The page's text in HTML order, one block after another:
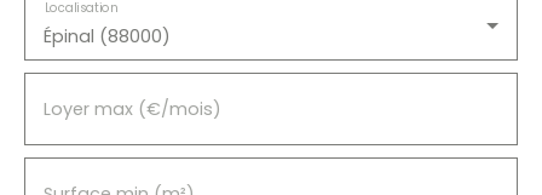
Épinal (88000)
Localisation
Loyer max (€/mois)